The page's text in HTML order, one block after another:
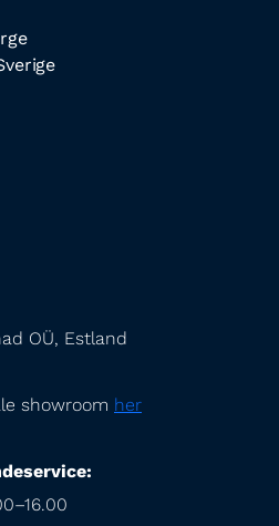
OÜ, Estland
showroom her